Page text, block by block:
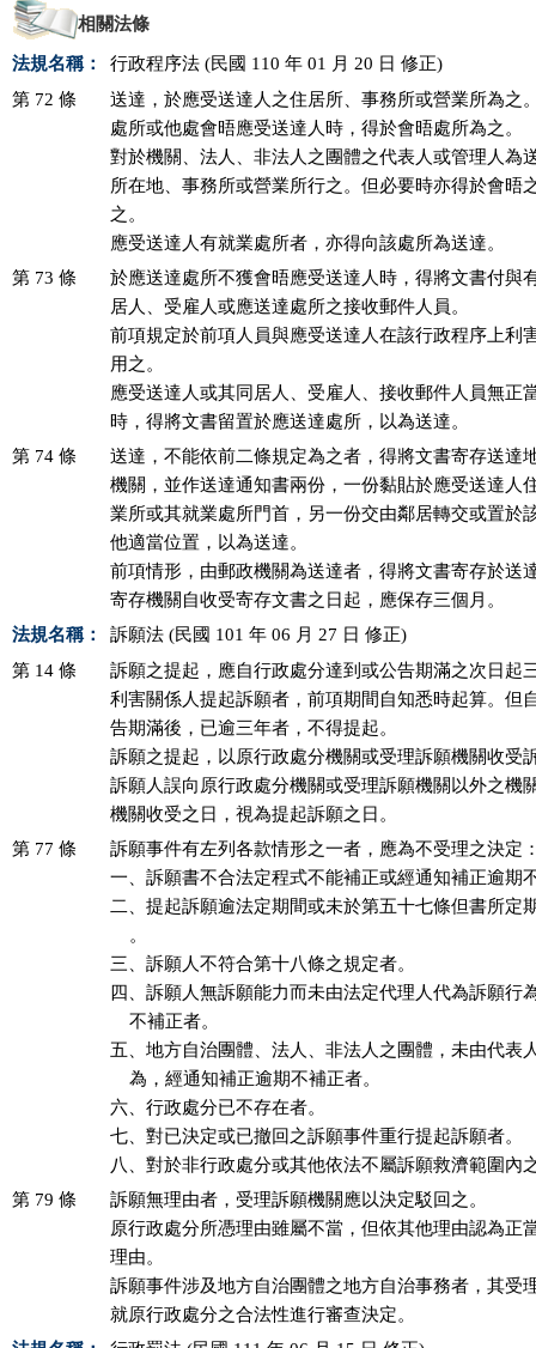
相關法條
法規名稱：
行政程序法 (民國 110 年 01 月 20 日 修正)
第 72 條
送達，於應受送達人之住居所、事務所或營業所為之
處所或他處會晤應受送達人時，得於會晤處所為之。
對於機關、法人、非法人之團體之代表人或管理人為
所在地、事務所或營業所行之。但必要時亦得於會晤
之。
應受送達人有就業處所者，亦得向該處所為送達。
第 73 條
於應送達處所不獲會晤應受送達人時，得將文書付與
居人、受雇人或應送達處所之接收郵件人員。
前項規定於前項人員與應受送達人在該行政程序上利
用之。
應受送達人或其同居人、受雇人、接收郵件人員無正
時，得將文書留置於應送達處所，以為送達。
第 74 條
送達，不能依前二條規定為之者，得將文書寄存送達
機關，並作送達通知書兩份，一份黏貼於應受送達人
業所或其就業處所門首，另一份交由鄰居轉交或置於
他適當位置，以為送達。
前項情形，由郵政機關為送達者，得將文書寄存於送
寄存機關自收受寄存文書之日起，應保存三個月。
法規名稱：
訴願法 (民國 101 年 06 月 27 日 修正)
第 14 條
訴願之提起，應自行政處分達到或公告期滿之次日起
利害關係人提起訴願者，前項期間自知悉時起算。但
告期滿後，已逾三年者，不得提起。
訴願之提起，以原行政處分機關或受理訴願機關收受
訴願人誤向原行政處分機關或受理訴願機關以外之機
機關收受之日，視為提起訴願之日。
第 77 條
訴願事件有左列各款情形之一者，應為不受理之決定
一、訴願書不合法定程式不能補正或經通知補正逾期
二、提起訴願逾法定期間或未於第五十七條但書所定
    。
三、訴願人不符合第十八條之規定者。
四、訴願人無訴願能力而未由法定代理人代為訴願行
    不補正者。
五、地方自治團體、法人、非法人之團體，未由代表
    為，經通知補正逾期不補正者。
六、行政處分已不存在者。
七、對已決定或已撤回之訴願事件重行提起訴願者。
八、對於非行政處分或其他依法不屬訴願救濟範圍內
第 79 條
訴願無理由者，受理訴願機關應以決定駁回之。
原行政處分所憑理由雖屬不當，但依其他理由認為正
理由。
訴願事件涉及地方自治團體之地方自治事務者，其受
就原行政處分之合法性進行審查決定。